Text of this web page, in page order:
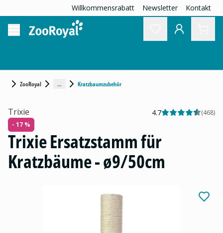
Willkommensrabatt Newsletter Kontakt
ZooRoyal ... Kratzbaumzubehör
Trixie 4.7 (468)
- 17 %
Trixie Ersatzstamm für
Kratzbäume - ø9/50cm